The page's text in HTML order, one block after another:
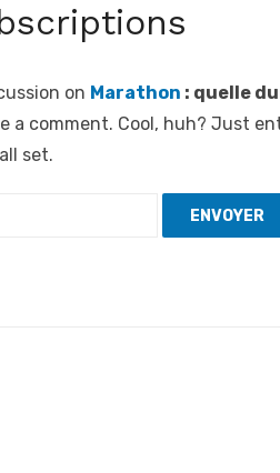
on Marathon : quelle
a comment. Cool, huh? Just
set.